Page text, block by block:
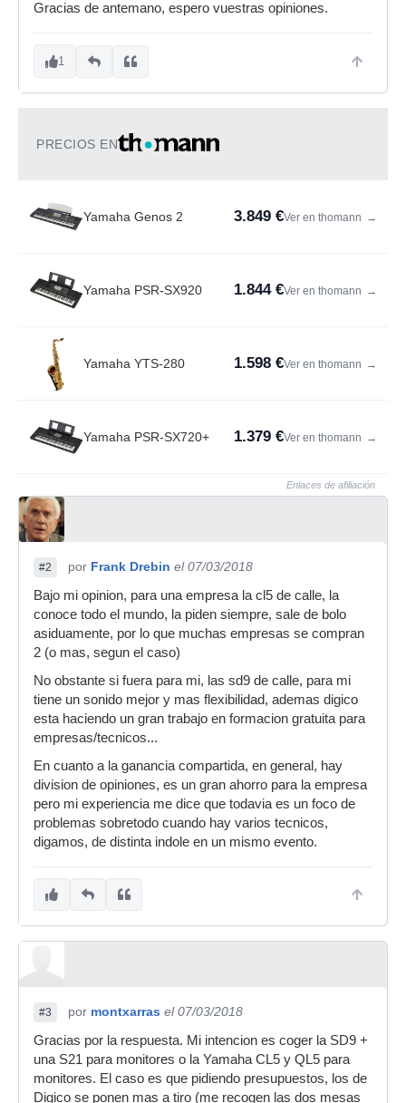
Gracias de antemano, espero vuestras opiniones.
1
PRECIOS EN
Yamaha Genos 2 3.849 €Ver en thomann →
Yamaha PSR-SX920 1.844 €Ver en thomann →
Yamaha YTS-280 1.598 €Ver en thomann →
Yamaha PSR-SX720+ 1.379 €Ver en thomann →
Enlaces de afiliación
#2 por Frank Drebin el 07/03/2018
Bajo mi opinion, para una empresa la cl5 de calle, la
conoce todo el mundo, la piden siempre, sale de bolo
asiduamente, por lo que muchas empresas se compran
2 (o mas, segun el caso)
No obstante si fuera para mi, las sd9 de calle, para mi
tiene un sonido mejor y mas flexibilidad, ademas digico
esta haciendo un gran trabajo en formacion gratuita para
empresas/tecnicos...
En cuanto a la ganancia compartida, en general, hay
division de opiniones, es un gran ahorro para la empresa
pero mi experiencia me dice que todavia es un foco de
problemas sobretodo cuando hay varios tecnicos,
digamos, de distinta indole en un mismo evento.
#3 por montxarras el 07/03/2018
Gracias por la respuesta. Mi intencion es coger la SD9 +
una S21 para monitores o la Yamaha CL5 y QL5 para
monitores. El caso es que pidiendo presupuestos, los de
Digico se ponen mas a tiro (me recogen las dos mesas